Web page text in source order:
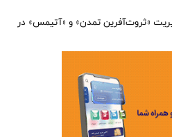
«ثروت‌آفرین تمدن» و «آتیمس» در